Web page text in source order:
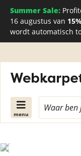
Summer Sale:
16 augustus van
wordt automatisch
menu